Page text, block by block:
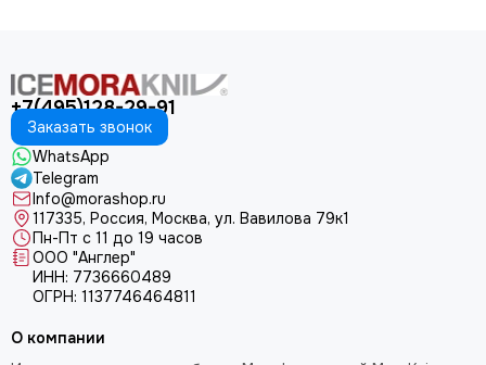
+7(495)128-29-91
Заказать звонок
WhatsApp
Telegram
Info@morashop.ru
117335, Россия, Москва, ул. Вавилова 79к1
Пн-Пт с 11 до 19 часов
ООО "Англер"
ИНН: 7736660489
ОГРН: 1137746464811
О компании